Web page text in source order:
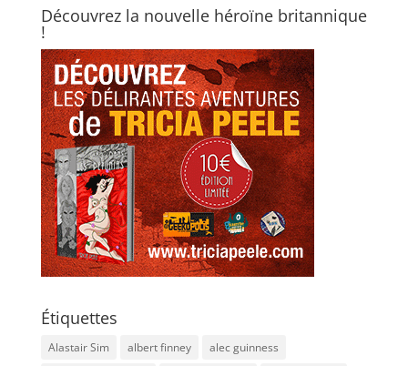
Découvrez la nouvelle héroïne britannique
!
Étiquettes
Alastair Sim albert finney
alec guinness